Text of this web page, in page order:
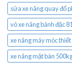
sửa xe nâng quay đổ
vỏ xe nâng bánh đặc
xe nâng máy móc thiết
xe nâng mặt bàn